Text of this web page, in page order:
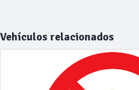
Vehículos relacionados